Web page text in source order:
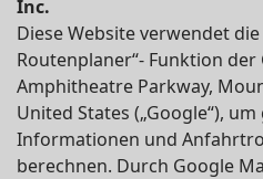
Inc.
Diese Website verwendet
Routenplaner“- Funktion der
Amphitheatre Parkway,
United States („Google“),
Informationen und
berechnen. Durch Google